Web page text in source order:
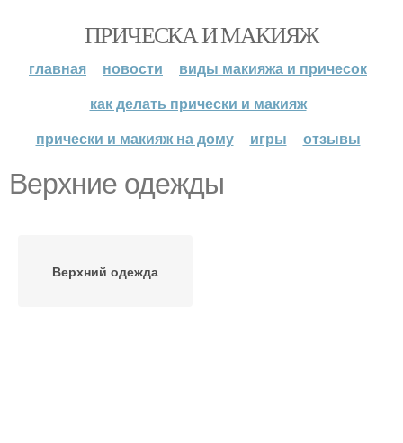
ПРИЧЕСКА И МАКИЯЖ
главная новости
виды макияжа и причесок
как делать прически и макияж
прически и макияж на дому
игры отзывы
Верхние одежды
Верхний одежда